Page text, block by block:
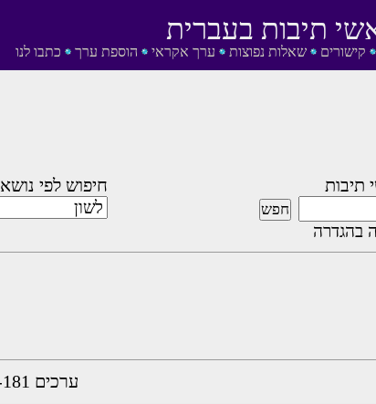
קישורים שאלות נפוצות ערך אקראי הוספת ערך כתבו לנו
תיבות בעברית
תיבות
בהגדרה
חיפוש לפי נושא
ערכים 198-181 מתוך 198